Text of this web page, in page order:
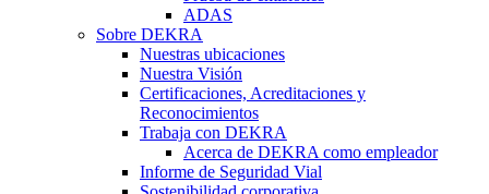
ADAS
Sobre DEKRA
Nuestras ubicaciones
Nuestra Visión
Certificaciones, Acreditaciones y
Reconocimientos
Trabaja con DEKRA
Acerca de DEKRA como empleador
Informe de Seguridad Vial